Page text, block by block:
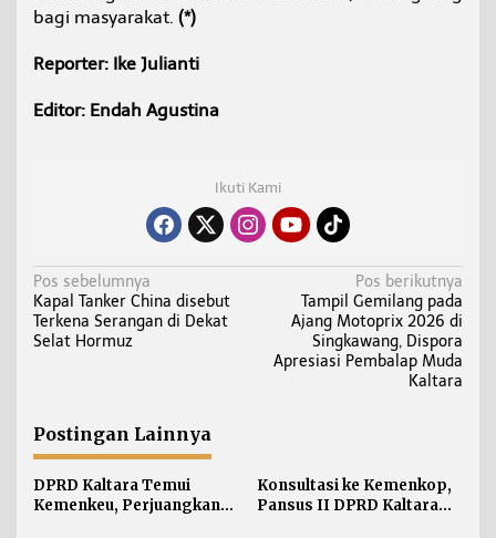
bagi masyarakat. (*)
Reporter: Ike Julianti
Editor: Endah Agustina
Ikuti Kami
N
a
v
s
i
p
Pos sebelumnya
Kapal Tanker China disebut
Terkena Serangan di Dekat
Selat Hormuz
Pos berikutnya
Tampil Gemilang pada
Ajang Motoprix 2026 di
Singkawang, Dispora
Apresiasi Pembalap Muda
Kaltara
Postingan Lainnya
DPRD Kaltara Temui
Kemenkeu, Perjuangkan
Konsultasi ke Kemenkop,
Pansus II DPRD Kaltara